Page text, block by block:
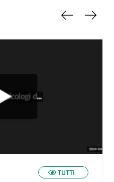
Slide
TUTTI